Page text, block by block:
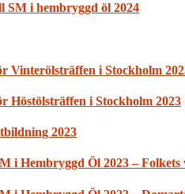
SM i hembryggd öl 2024
Vinterölsträffen i Stockholm
Höstölsträffen i Stockholm 2023
2023
i Hembryggd Öl 2023 –